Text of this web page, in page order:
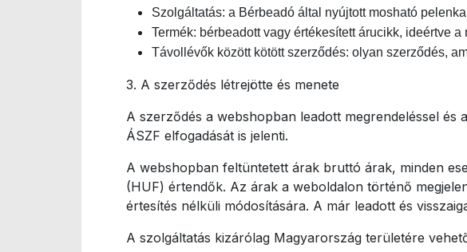
Szolgáltatás: a Bérbeadó által nyújtott mosható
Termék: bérbeadott vagy értékesített árucikk, ideértve
Távollévők között kötött szerződés: olyan szerződés,
3. A szerződés létrejötte és menete
A szerződés a webshopban leadott megrendeléssel és
ÁSZF elfogadását is jelenti.
A webshopban feltüntetett árak bruttó árak, minden
(HUF) értendők. Az árak a weboldalon történő
értesítés nélküli módosítására. A már leadott és
A szolgáltatás kizárólag Magyarország területére